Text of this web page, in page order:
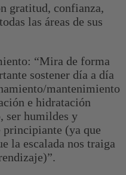
gratitud, confianza,
las áreas de sus
“Mira de forma
sostener día a día
mantenimiento
e hidratación
ser humildes y
principiante (ya que
la escalada nos traiga